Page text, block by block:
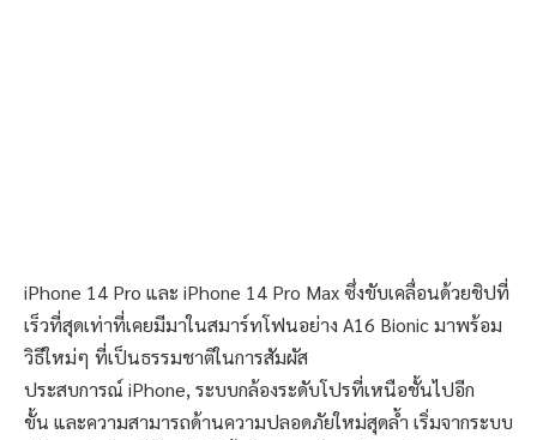
iPhone 14 Pro และ iPhone 14 Pro Max ซึ่งขับเคลื่อนด้วยชิปที่
เร็วที่สุดเท่าที่เคยมีมาในสมาร์ทโฟนอย่าง A16 Bionic มาพร้อม
วิธีใหม่ๆ ที่เป็นธรรมชาติในการสัมผัส
ประสบการณ์ iPhone, ระบบกล้องระดับโปรที่เหนือชั้นไปอีก
ขั้น และความสามารถด้านความปลอดภัยใหม่สุดล้ำ เริ่มจากระบบ